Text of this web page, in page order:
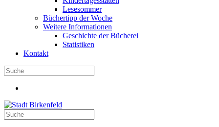
Lesesommer
Büchertipp der Woche
Weitere Informationen
Geschichte der Bücherei
Statistiken
Kontakt